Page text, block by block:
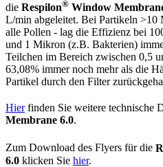
die Respilon® Window
L/min abgeleitet. Bei Partikeln
alle Pollen - lag die Effizienz bei
und 1 Mikron (z.B. Bakterien)
Teilchen im Bereich zwischen 0,5
63,08% immer noch mehr als die
Partikel durch den Filter
Hierfinden Sie weitere technische
Membrane 6.0.
Zum Download des Flyers für die
6.0 klicken Sie hier.